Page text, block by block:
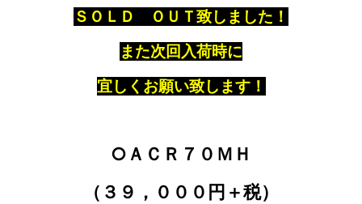
ＳＯＬＤ ＯＵＴ致しました！
また次回入荷時に
宜しくお願い致します！
○ＡＣＲ７０ＭＨ
（３９，０００円＋税）